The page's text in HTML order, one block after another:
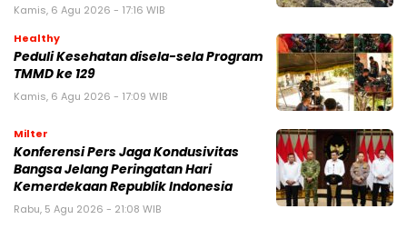
Kamis, 6 Agu 2026 - 17:16 WIB
Healthy
Peduli Kesehatan disela-sela Program
TMMD ke 129
Kamis, 6 Agu 2026 - 17:09 WIB
Milter
Konferensi Pers Jaga Kondusivitas
Bangsa Jelang Peringatan Hari
Kemerdekaan Republik Indonesia
Rabu, 5 Agu 2026 - 21:08 WIB